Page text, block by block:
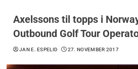
Axelssons til topps i
Outbound Golf Tour
JAN E. ESPELID 27. NOVEMBER 2017